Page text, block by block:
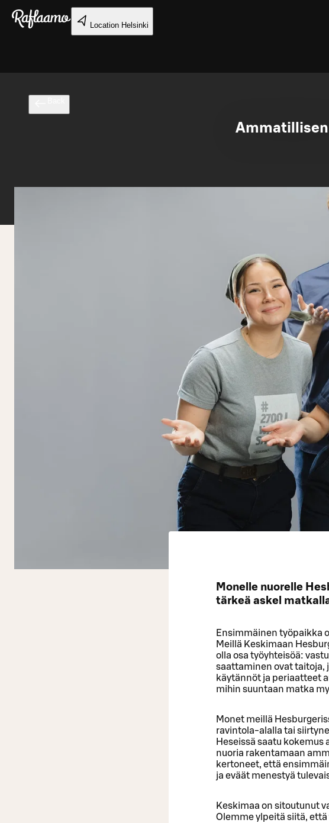
Skip to main content
Location Helsinki
Monelle nuorelle
tärkeä askel
Ensimmäinen työpaikka
Meillä Keskimaan
olla osa työyhteisöä:
saattaminen ovat taitoja,
käytännöt ja periaatteet
mihin suuntaan matka
Monet meillä
ravintola-alalla tai
Heseissä saatu
nuoria rakentamaan
kertoneet, että
ja eväät menestyä
Keskimaa on sitoutunut
Olemme ylpeitä siitä,